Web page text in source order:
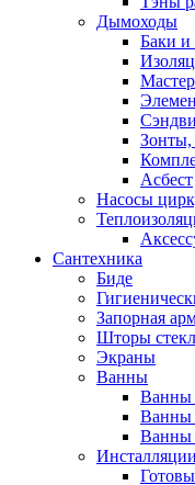
Дымоходы
Баки и
Зонты,
Асбест
Насосы
Сантехника
Биде
Запорная
Шторы
Экраны
Ванны
Ванны
Ванны
Ванны